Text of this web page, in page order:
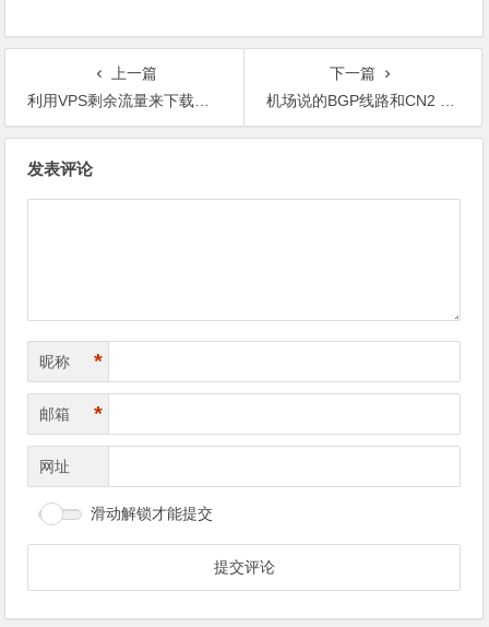
上一篇
利用VPS剩余流量来下载电影、电视剧，安装，BT离线下载程序Docker镜像及安装
下一篇
机场说的BGP线路和CN2 GIA线路是什么？
发表评论
昵称 *
邮箱 *
网址
滑动解锁才能提交